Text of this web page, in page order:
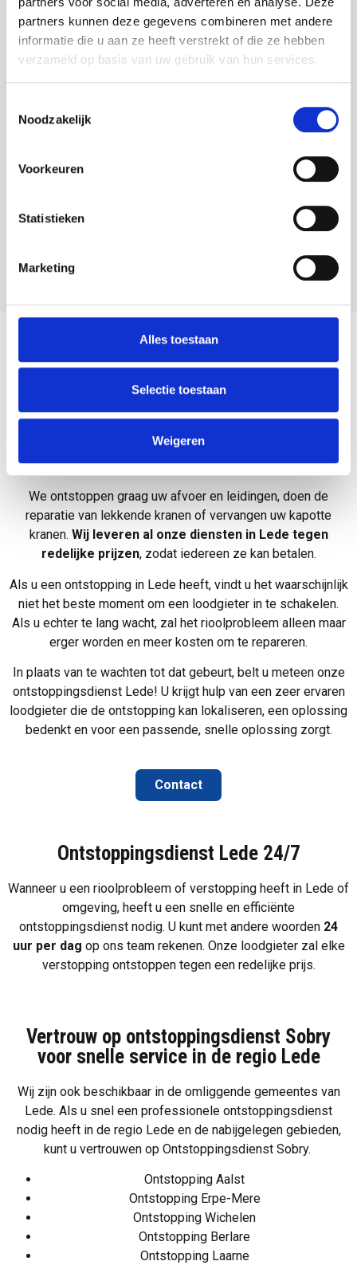
partners kunnen deze gegevens combineren met andere
informatie die u aan ze heeft verstrekt of die ze hebben
verzameld op basis van uw gebruik van hun services.
Noodzakelijk
Voorkeuren
Statistieken
Marketing
Alles toestaan
Selectie toestaan
Weigeren
zeepresten, vet, haren en huishoudwater. Het is dus niet gek
dat er eenverstopt rioolontstaat door al dat overlast.
Gelukkig is er een passende oplossing:professionele
verstoppingen
Een verstopt toilet, een verstopte afvoer en een verstopt bad
ontstoppingsdienst in Lede is er om u te helpen met uw
ontstopping en andere problemen, groot of klein.
We ontstoppen graag uw afvoer en leidingen, doen de
reparatie van lekkende kranen of vervangen uw kapotte
kranen. Wij leveren al onze diensten in Lede tegen
redelijke prijzen, zodat iedereen ze kan betalen.
Als u een ontstopping in Lede heeft, vindt u het waarschijnlijk
niet het beste moment om een loodgieter in te schakelen.
Als u echter te lang wacht, zal het rioolprobleem alleen maar
erger worden en meer kosten om te repareren.
In plaats van te wachten tot dat gebeurt, belt u meteen onze
ontstoppingsdienst Lede! U krijgt hulp van een zeer ervaren
loodgieter die de ontstopping kan lokaliseren, een oplossing
bedenkt en voor een passende, snelle oplossing zorgt.
Contact
Ontstoppingsdienst Lede 24/7
Wanneer u een rioolprobleem of verstopping heeft in Lede of
omgeving, heeft u een snelle en efficiënte
ontstoppingsdienst nodig. U kunt met andere woorden 24
uur per dag op ons team rekenen. Onze loodgieter zal elke
verstopping ontstoppen tegen een redelijke prijs.
Vertrouw op ontstoppingsdienst Sobry
voor snelle service in de regio Lede
Wij zijn ook beschikbaar in de omliggende gemeentes van
Lede. Als u snel een professionele ontstoppingsdienst
nodig heeft in de regio Lede en de nabijgelegen gebieden,
kunt u vertrouwen op Ontstoppingsdienst Sobry.
Ontstopping Aalst
Ontstopping Erpe-Mere
Ontstopping Wichelen
Ontstopping Berlare
Ontstopping Laarne